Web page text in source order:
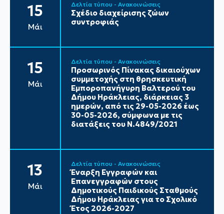
15
Μάι
Δελτία τύπου - Ανακοινώσεις
Σχέδιο διαχείρισης ζώων
συντροφιάς
15
Μάι
Δελτία τύπου - Ανακοινώσεις
Προσωρινός Πίνακας δικαιούχων
συμμετοχής στη θρησκευτική
Εμποροπανήγυρη Βαλτερού του
Δήμου Ηράκλειας, διάρκειας 3
ημερών, από τις 29-05-2026 έως
30-05-2026, σύμφωνα με τις
διατάξεις του Ν.4849/2021
13
Μάι
Δελτία τύπου - Ανακοινώσεις
Έναρξη Εγγραφών και
Επανεγγραφών στους
Δημοτικούς Παιδικούς Σταθμούς
Δήμου Ηράκλειας για το Σχολικό
Έτος 2026-2027